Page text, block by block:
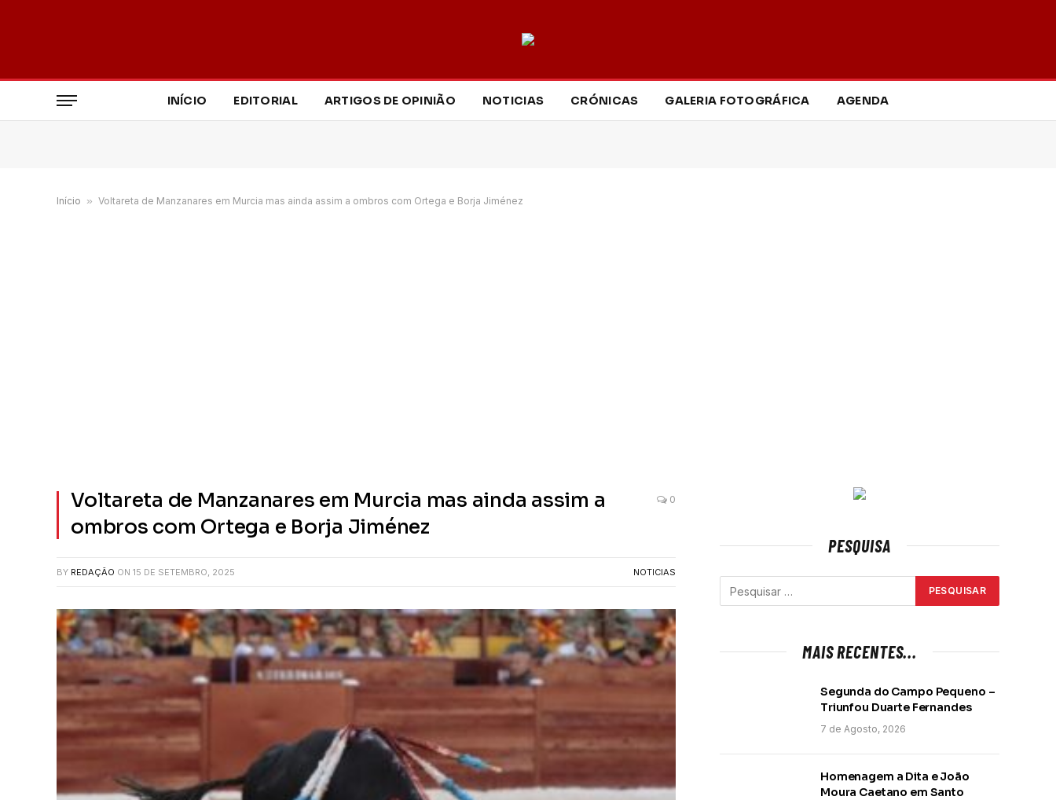
INÍCIO EDITORIAL ARTIGOS DE OPINIÃO NOTICIAS CRÓNICAS GALERIA FOTOGRÁFICA AGENDA
Início » Voltareta de Manzanares em Murcia mas ainda assim a ombros com Ortega e Borja Jiménez
Voltareta de Manzanares em Murcia mas ainda assim a
ombros com Ortega e Borja Jiménez
0
BY REDAÇÃO ON 15 DE SETEMBRO, 2025 NOTICIAS
PESQUISA
MAIS RECENTES...
Segunda do Campo Pequeno –
Triunfou Duarte Fernandes
7 de Agosto, 2026
Homenagem a Dita e João
Moura Caetano em Santo